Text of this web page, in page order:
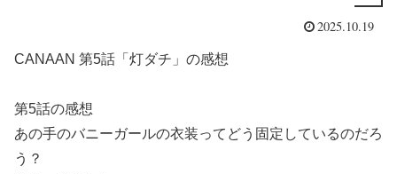
2025.10.19
CANAAN 第5話「灯ダチ」の感想
第5話の感想
あの手のバニーガールの衣装ってどう固定しているのだろ
う？